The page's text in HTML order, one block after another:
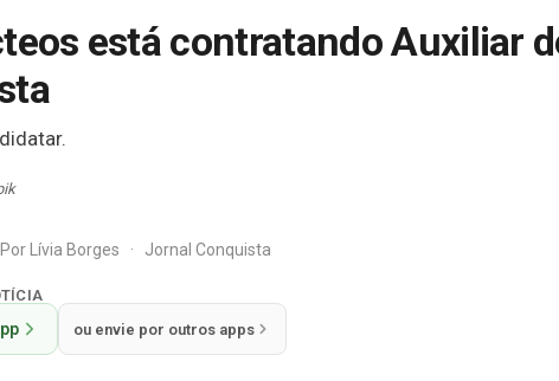
está contratando Auxiliar
PorLívia Borges · Jornal Conquista
ou envie por outros apps